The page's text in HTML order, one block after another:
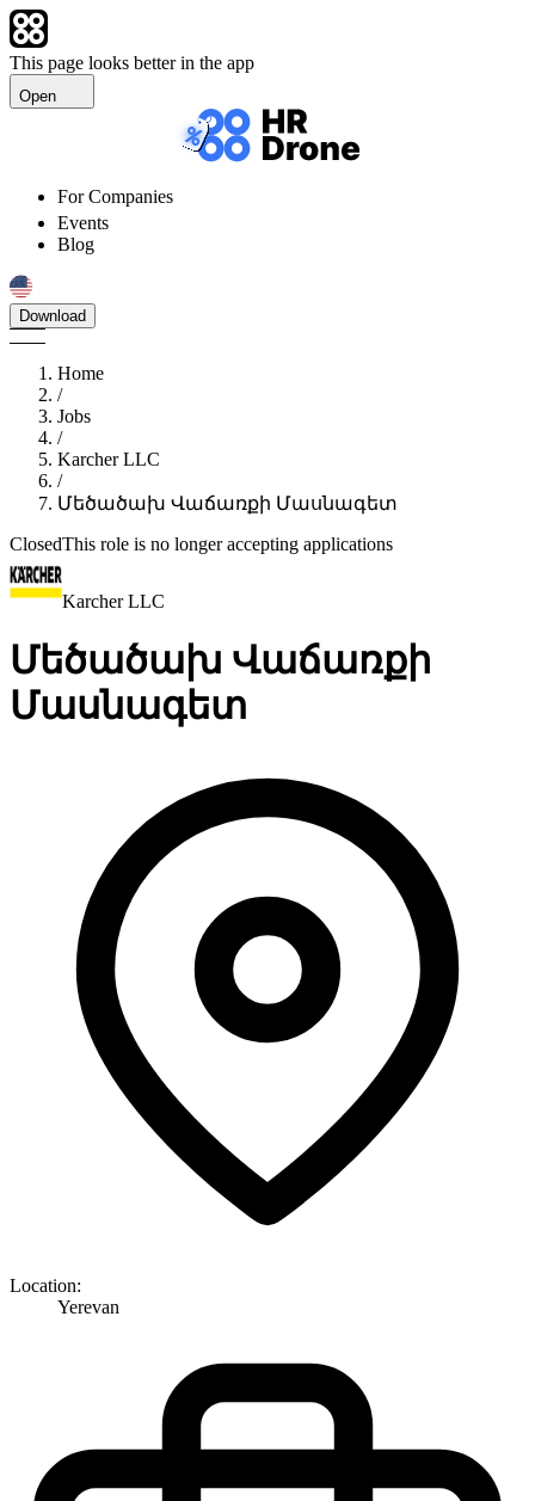
This page looks better in the app
Open
For Companies
Events
Blog
Download
Home
/
Jobs
/
Karcher LLC
/
Մեծածախ Վաճառքի Մասնագետ
ClosedThis role is no longer accepting applications
Karcher LLC
Մեծածախ Վաճառքի
Մասնագետ
Location:
Yerevan